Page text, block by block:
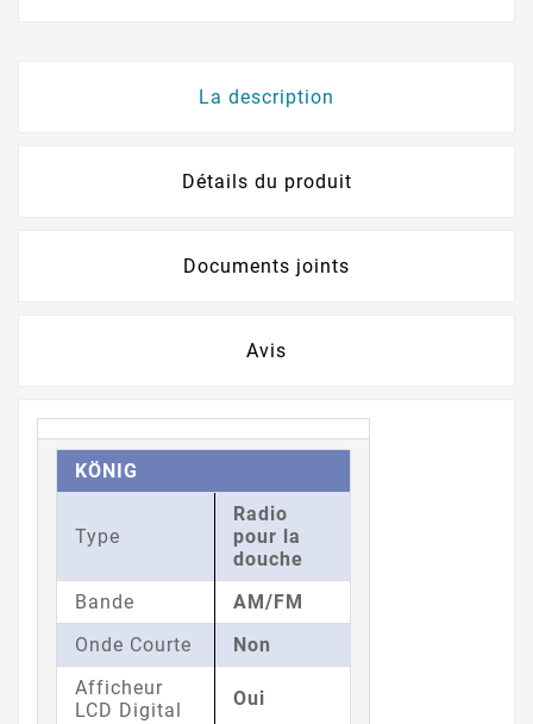
La description
Détails du produit
Documents joints
Avis
KÖNIG
Type
Radio
pour la
douche
Bande
AM/FM
Onde Courte
Non
Afficheur
LCD Digital
Oui